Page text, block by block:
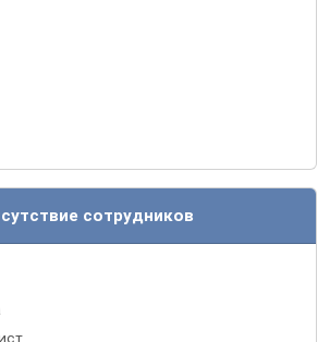
сотрудников